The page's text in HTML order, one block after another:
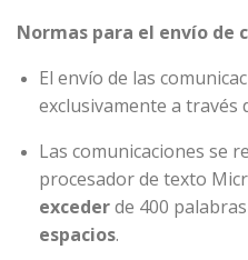
Normas para el envío de
El envío de las
exclusivamente a través
Las comunicaciones se
procesador de texto
excederde 400
espacios.